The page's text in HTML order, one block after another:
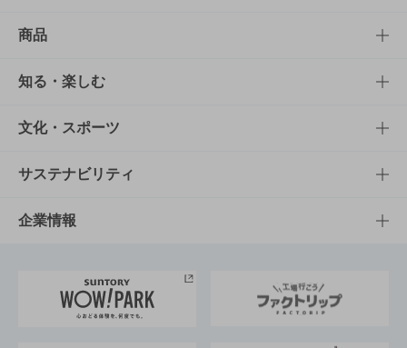
商品
商品TOP
商品一覧
商品発売情報
栄養成分一覧
知る・楽しむ
知る・楽しむTOP
キャンペーン
工場見学
地域情報
文化・スポーツ
文化・スポーツTOP
サントリーホール
サントリーサンバーズ大阪
サステナビリティ
サステナビリティTOP
サントリーが考えるサステナビリティ経営
企業情報
企業概要